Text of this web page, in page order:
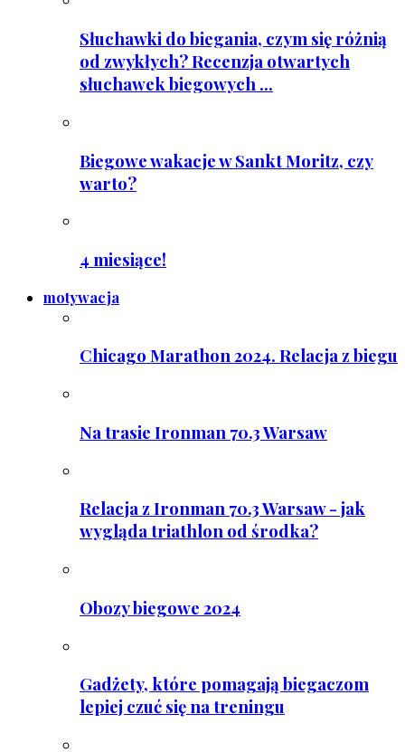
Słuchawki do biegania, czym się różnią
od zwykłych? Recenzja otwartych
słuchawek biegowych ...
Biegowe wakacje w Sankt Moritz, czy
warto?
4 miesiące!
motywacja
Chicago Marathon 2024. Relacja z biegu
Na trasie Ironman 70.3 Warsaw
Relacja z Ironman 70.3 Warsaw - jak
wygląda triathlon od środka?
Obozy biegowe 2024
Gadżety, które pomagają biegaczom
lepiej czuć się na treningu